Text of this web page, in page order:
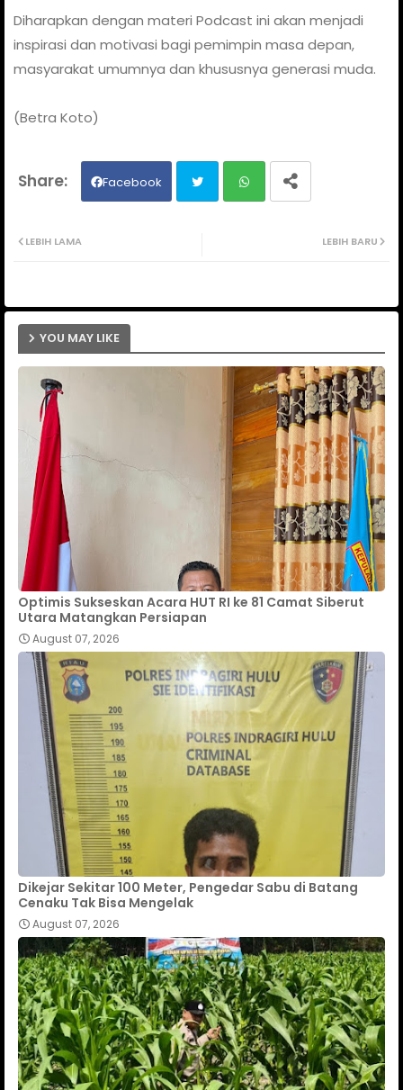
Diharapkan dengan materi Podcast ini akan menjadi
inspirasi dan motivasi bagi pemimpin masa depan,
masyarakat umumnya dan khususnya generasi muda.
(Betra Koto)
Facebook
ap
LEBIH BARU
LEBIH LAMA
YOU MAY LIKE
Optimis Sukseskan Acara HUT RI ke 81 Camat Siberut
Utara Matangkan Persiapan
August 07, 2026
Dikejar Sekitar 100 Meter, Pengedar Sabu di Batang
Cenaku Tak Bisa Mengelak
August 07, 2026